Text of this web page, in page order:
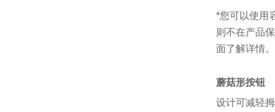
*您可以使用
则不在产品
面了解详情。
蘑菇形按钮
设计可减轻